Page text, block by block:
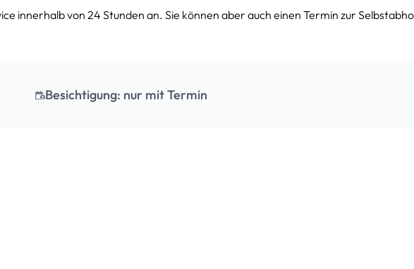
und
großer
ca. 33,00 m³
innerhalb von 24 Stunden an. Sie können aber auch einen Termin zur
Besichtigung: nur mit Termin